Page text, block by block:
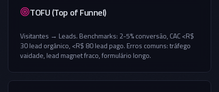
TOFU (Top of Funnel)
Visitantes → Leads. Benchmarks: 2-5% conversão, CAC <R$
30 lead orgânico, <R$ 80 lead pago. Erros comuns: tráfego
vaidade, lead magnet fraco, formulário longo.